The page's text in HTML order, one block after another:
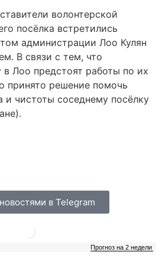
волонтерской
посёлка встретились
администрации Лоо Кулян
В связи с тем, что
Лоо предстоят работы по их
принято решение помочь
и чистоты соседнему посёлку
в Telegram